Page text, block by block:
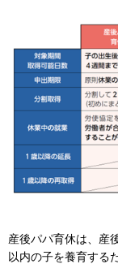
産後パパ育休は、産
以内の子を養育する